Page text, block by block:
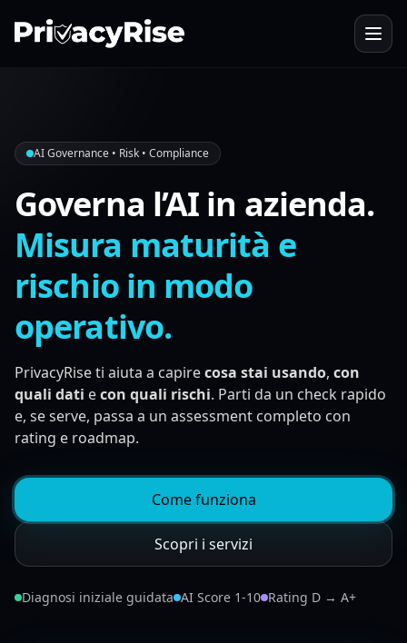
PrivacyRise
AI Governance • Risk • Compliance
Governa l’AI in azienda.
Misura maturità e
rischio in modo
operativo.
PrivacyRise ti aiuta a capirecosa stai usando, con
quali dati econ quali rischi. Parti da un check rapido
e, se serve, passa a un assessment completo con
rating e roadmap.
Come funziona
Scopri i servizi
Diagnosi iniziale guidata AI Score 1-10 Rating D → A+